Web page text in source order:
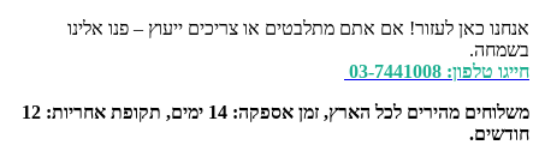
אנחנו כאן לעזור! אם אתם מתלבטים או צריכים ייעוץ – פנו אלינו
בשמחה.
חייגו טלפון: 03-7441008
משלוחים מהירים לכל הארץ, זמן אספקה: 14 ימים, תקופת אחריות: 12
חודשים.